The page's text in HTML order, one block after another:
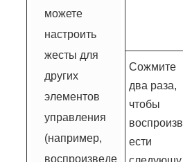
можете
настроить
жесты для
других
элементов
управления
(например,
воспроизведе
Сожмите
два раза,
чтобы
воспроизв
ести